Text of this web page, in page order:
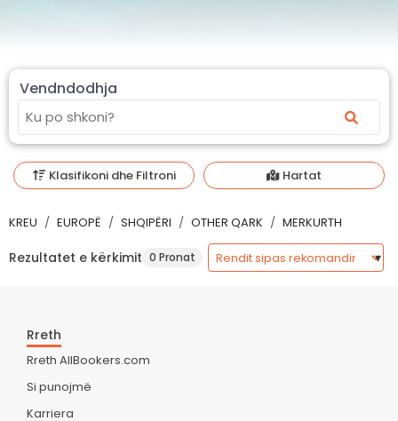
Vendndodhja
Klasifikoni dhe Filtroni Hartat
KREU EUROPË SHQIPËRI OTHER QARK MERKURTH
Rezultatet e kërkimit 0 Pronat
Rreth
Rreth AllBookers.com
Si punojmë
Karriera